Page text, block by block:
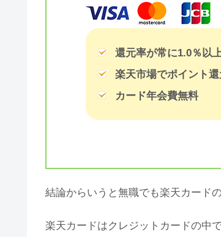
還元率が常に1.0％以
楽天市場でポイント
カード年会費無料
結論からいうと無職でも楽天カード
楽天カードはクレジットカードの中